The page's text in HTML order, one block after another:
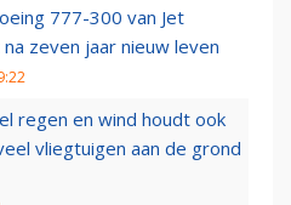
777-300 van Jet
zeven jaar nieuw leven
regen en wind houdt ook
vliegtuigen aan de grond